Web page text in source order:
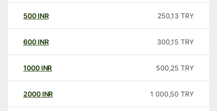
500 INR 250,13 TRY
600 INR 300,15 TRY
1000 INR 500,25 TRY
2000 INR 1 000,50 TRY